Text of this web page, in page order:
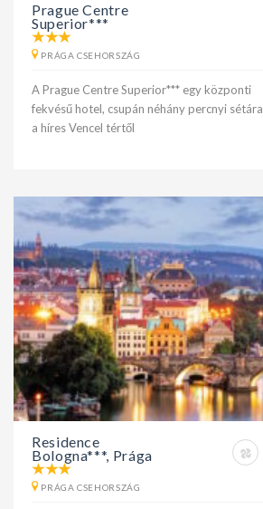
Prague Centre
Superior***
PRÁGA CSEHORSZÁG
A Prague Centre Superior*** egy központi
fekvésű hotel, csupán néhány percnyi sétára
a híres Vencel tértől
Residence
Bologna***, Prága
PRÁGA CSEHORSZÁG